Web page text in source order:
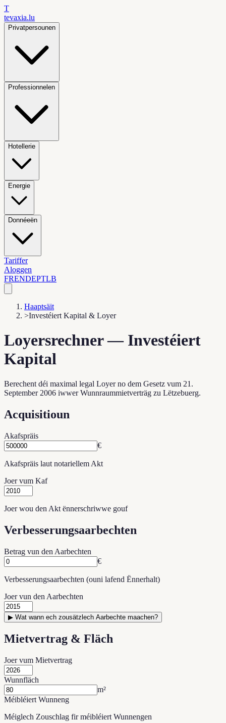
T
tevaxia.lu
Privatpersounen
Professionnelen
Hotellerie
Energie
Donnéeën
Tariffer
Aloggen
FRENDEPTLB
Haaptsäit
>Investéiert Kapital & Loyer
Loyersrechner — Investéiert
Kapital
Berechent déi maximal legal Loyer no dem Gesetz vum 21.
September 2006 iwwer Wunnraummietverträg zu Lëtzebuerg.
Acquisitioun
Akafspräis
€
Akafspräis laut notariellem Akt
Joer vum Kaf
Joer wou den Akt ënnerschriwwe gouf
Verbesserungsaarbechten
Betrag vun den Aarbechten
€
Verbesserungsaarbechten (ouni lafend Ënnerhalt)
Joer vun den Aarbechten
▶ Wat wann ech zousätzlech Aarbechte maachen?
Mietvertrag & Fläch
Joer vum Mietvertrag
Wunnfläch
m²
Méibléiert Wunneng
Méiglech Zouschlag fir méibléiert Wunnengen